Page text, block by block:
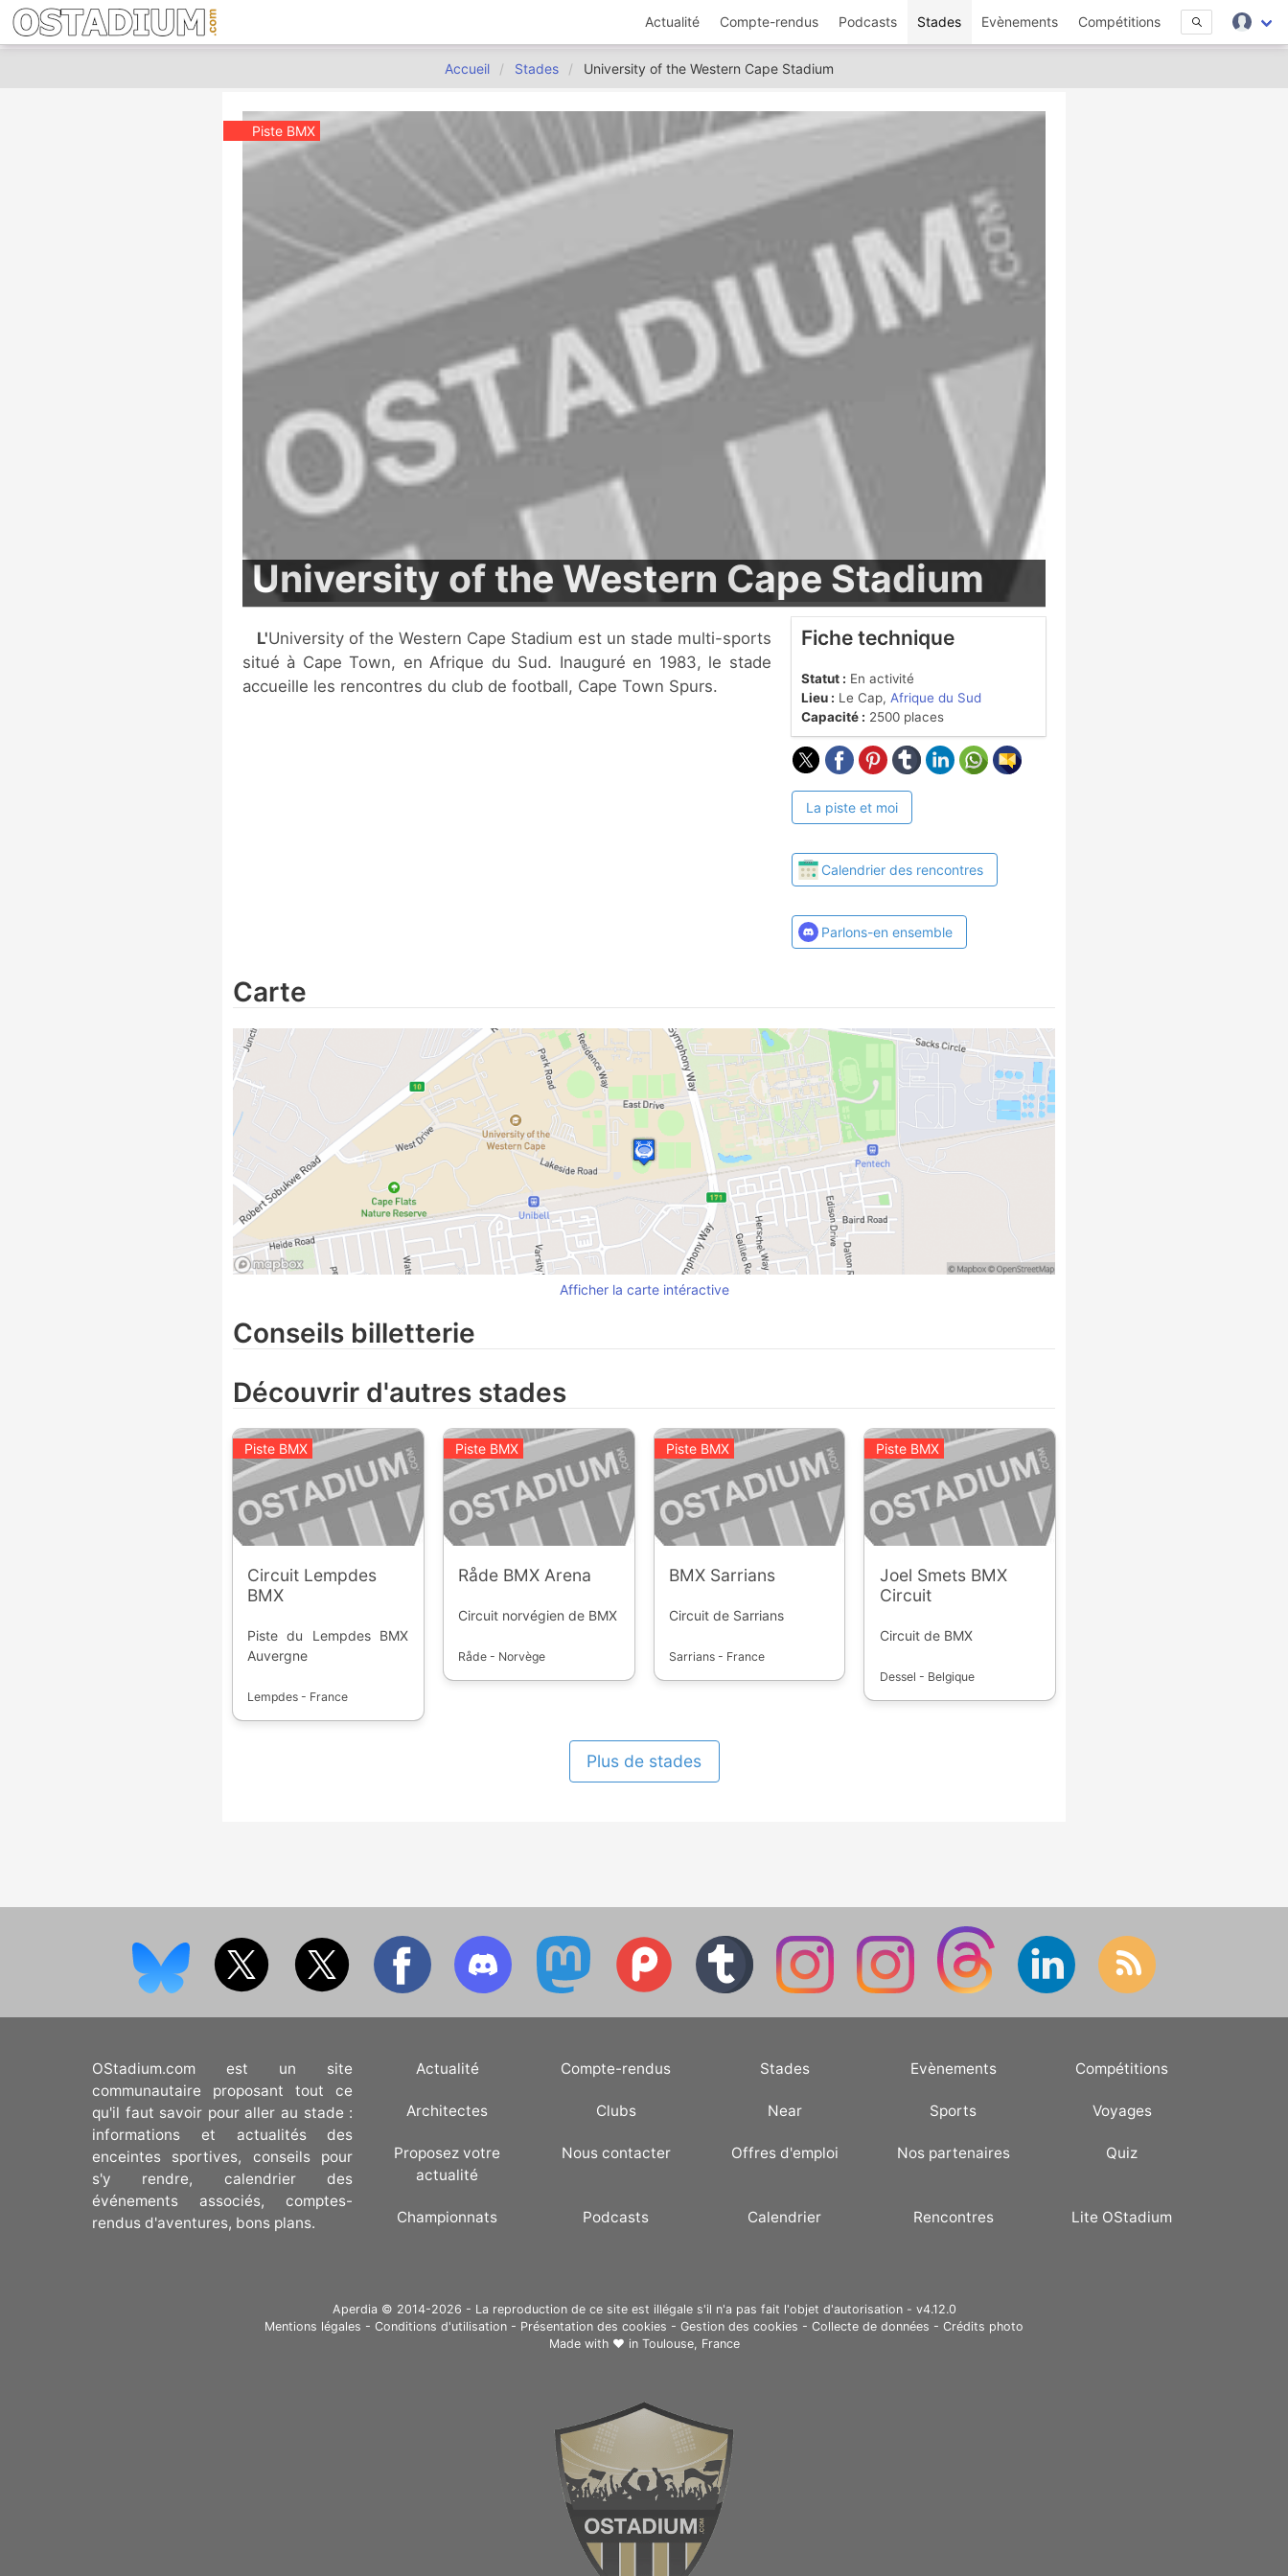
Actualité Compte-rendus Podcasts Stades Evènements Compétitions
Accueil Stades University of the Western Cape Stadium
Piste BMX
University of the Western Cape Stadium
L'University of the Western Cape Stadium est un stade multi-sports
situé à Cape Town, en Afrique du Sud. Inauguré en 1983, le stade
accueille les rencontres du club de football, Cape Town Spurs.
Fiche technique
Statut : En activité
Lieu : Le Cap, Afrique du Sud
Capacité : 2500 places
La piste et moi
Calendrier des rencontres
Parlons-en ensemble
Carte
Afficher la carte intéractive
Conseils billetterie
Découvrir d'autres stades
Piste BMX
Circuit Lempdes
BMX
Piste du Lempdes BMX
Auvergne
Lempdes - France
Piste BMX
Råde BMX Arena
Circuit norvégien de BMX
Råde - Norvège
Piste BMX
BMX Sarrians
Circuit de Sarrians
Sarrians - France
Piste BMX
Joel Smets BMX
Circuit
Circuit de BMX
Dessel - Belgique
Plus de stades
OStadium.com est un site
communautaire proposant tout ce
qu'il faut savoir pour aller au stade :
informations et actualités des
enceintes sportives, conseils pour
s'y rendre, calendrier des
événements associés, comptes-
rendus d'aventures, bons plans.
Actualité Compte-rendus Stades Evènements Compétitions
Architectes Clubs Near Sports Voyages
Proposez votre
actualité
Nous contacter Offres d'emploi Nos partenaires Quiz
Championnats Podcasts Calendrier Rencontres Lite OStadium
Aperdia © 2014-2026 - La reproduction de ce site est illégale s'il n'a pas fait l'objet d'autorisation - v4.12.0
Mentions légales - Conditions d'utilisation - Présentation des cookies - Gestion des cookies - Collecte de données - Crédits photo
Made with ❤ in Toulouse, France